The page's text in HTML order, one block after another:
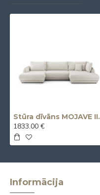
Stūra
1833.00 €
Informācija